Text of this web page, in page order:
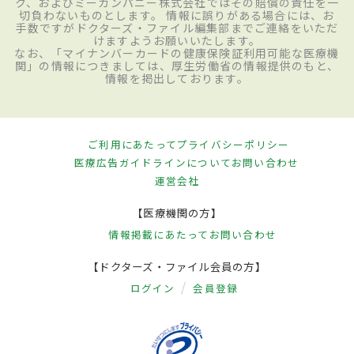
切負わないものとします。 情報に誤りがある場合には、お
手数ですがドクターズ・ファイル編集部までご連絡をいただ
けますようお願いいたします。
なお、「マイナンバーカードの健康保険証利用可能な医療機
関」の情報につきましては、厚生労働省の情報提供のもと、
情報を掲出しております。
ご利用にあたってプライバシーポリシー
医療広告ガイドラインについてお問い合わせ
運営会社
【医療機関の方】
情報掲載にあたって お問い合わせ
【ドクターズ・ファイル会員の方】
ログイン 会員登録